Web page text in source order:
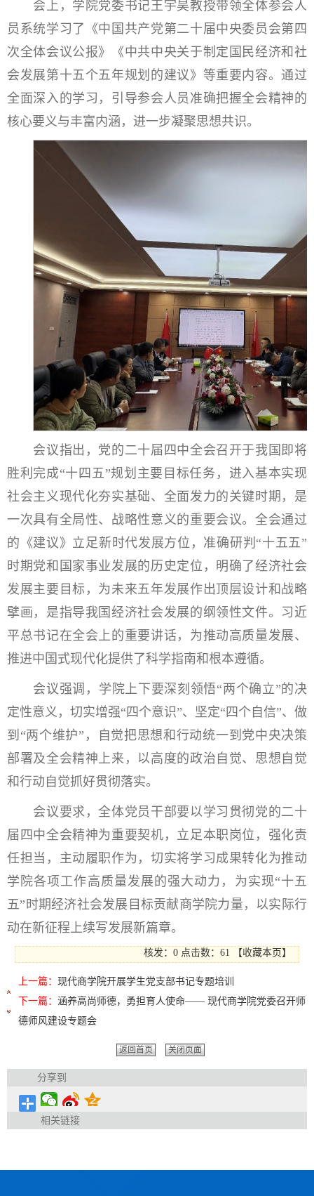
会上，学院党委书记王宇昊教授带领全体参会人
员系统学习了《中国共产党第二十届中央委员会第四
次全体会议公报》《中共中央关于制定国民经济和社
会发展第十五个五年规划的建议》等重要内容。通过
全面深入的学习，引导参会人员准确把握全会精神的
核心要义与丰富内涵，进一步凝聚思想共识。
会议指出，党的二十届四中全会召开于我国即将
胜利完成“十四五”规划主要目标任务，进入基本实现
社会主义现代化夯实基础、全面发力的关键时期，是
一次具有全局性、战略性意义的重要会议。全会通过
的《建议》立足新时代发展方位，准确研判“十五五”
时期党和国家事业发展的历史定位，明确了经济社会
发展主要目标，为未来五年发展作出顶层设计和战略
擘画，是指导我国经济社会发展的纲领性文件。习近
平总书记在全会上的重要讲话，为推动高质量发展、
推进中国式现代化提供了科学指南和根本遵循。
会议强调，学院上下要深刻领悟“两个确立”的决
定性意义，切实增强“四个意识”、坚定“四个自信”、做
到“两个维护”，自觉把思想和行动统一到党中央决策
部署及全会精神上来，以高度的政治自觉、思想自觉
和行动自觉抓好贯彻落实。
会议要求，全体党员干部要以学习贯彻党的二十
届四中全会精神为重要契机，立足本职岗位，强化责
任担当，主动履职作为，切实将学习成果转化为推动
学院各项工作高质量发展的强大动力，为实现“十五
五”时期经济社会发展目标贡献商学院力量，以实际行
动在新征程上续写发展新篇章。
核发：0 点击数：61 【收藏本页 】
上一篇： 现代商学院开展学生党支部书记专题培训
下一篇： 涵养高尚师德，勇担育人使命—— 现代商学院党委召开师
德师风建设专题会
返回首页 关闭页面
分享到
相关链接